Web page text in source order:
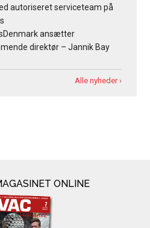
autoriseret serviceteam på
ansætter
direktør – Jannik Bay
Alle nyheder ›
ONLINE